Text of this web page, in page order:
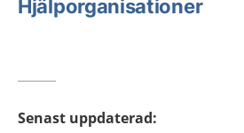
Hjälporganisationer
Senast uppdaterad: